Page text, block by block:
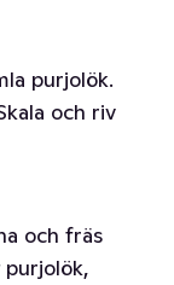
purjolök.
och riv
och fräs